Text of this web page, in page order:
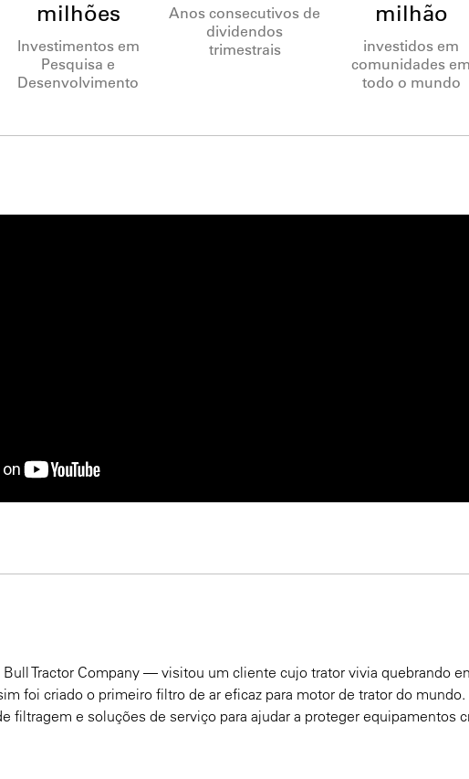
milhões
Investimentos em
Pesquisa e
Desenvolvimento
Anos consecutivos de
dividendos
trimestrais
milhão
investidos em
comunidades em
todo o mundo
Tractor Company — visitou um cliente cujo trator vivia quebrando
foi criado o primeiro filtro de ar eficaz para motor de trator do
filtragem e soluções de serviço para ajudar a proteger equipamentos